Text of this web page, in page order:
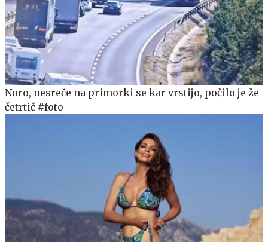
Noro, nesreče na primorki se kar vrstijo, počilo je že
četrtič #foto